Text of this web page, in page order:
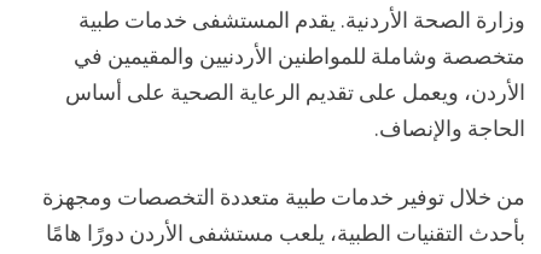
وزارة الصحة الأردنية. يقدم المستشفى خدمات طبية
متخصصة وشاملة للمواطنين الأردنيين والمقيمين في
الأردن، ويعمل على تقديم الرعاية الصحية على أساس
الحاجة والإنصاف.
من خلال توفير خدمات طبية متعددة التخصصات ومجهزة
بأحدث التقنيات الطبية، يلعب مستشفى الأردن دورًا هامًا